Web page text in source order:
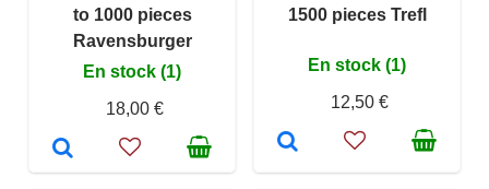
to 1000 pieces
Ravensburger
En stock (1)
18,00 €
1500 pieces Trefl
En stock (1)
12,50 €